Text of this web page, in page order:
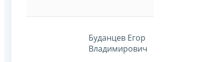
Буданцев Егор
Владимирович